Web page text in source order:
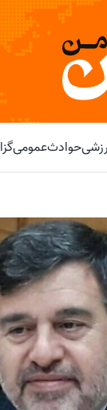
حوادثعمومی